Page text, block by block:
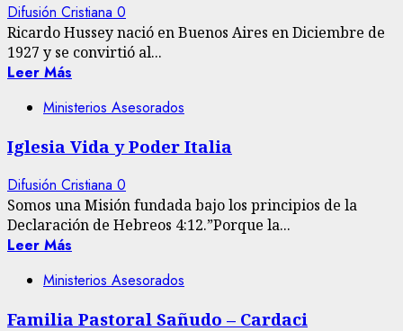
Difusión Cristiana 0
Ricardo Hussey nació en Buenos Aires en Diciembre de
1927 y se convirtió al...
Leer Más
Ministerios Asesorados
Iglesia Vida y Poder Italia
Difusión Cristiana 0
Somos una Misión fundada bajo los principios de la
Declaración de Hebreos 4:12.”Porque la...
Leer Más
Ministerios Asesorados
Familia Pastoral Sañudo – Cardaci